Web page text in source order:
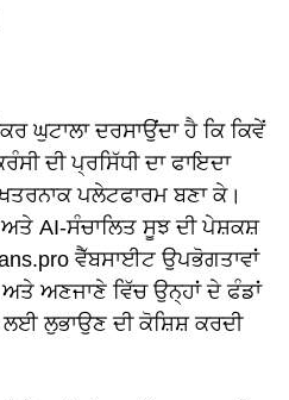
ਘੁਟਾਲਾ ਦਰਸਾਉਂਦਾ ਹੈ ਕਿ ਕਿਵੇਂ
ਦੀ ਪ੍ਰਸਿੱਧੀ ਦਾ ਫਾਇਦਾ
ਪਲੇਟਫਾਰਮ ਬਣਾ ਕੇ।
AI-ਸੰਚਾਲਿਤ ਸੂਝ ਦੀ ਪੇਸ਼ਕਸ਼
ਵੈੱਬਸਾਈਟ ਉਪਭੋਗਤਾਵਾਂ
ਅਣਜਾਣੇ ਵਿੱਚ ਉਨ੍ਹਾਂ ਦੇ ਫੰਡਾਂ
ਲੁਭਾਉਣ ਦੀ ਕੋਸ਼ਿਸ਼ ਕਰਦੀ